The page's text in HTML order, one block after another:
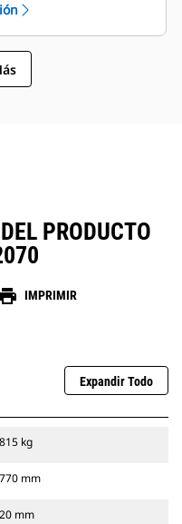
de todos los
se puede
cizalla montada en la
se traduce en menos
y más tiempo de
PRODUCTO
IMPRIMIR
Expandir Todo
kg
mm
mm